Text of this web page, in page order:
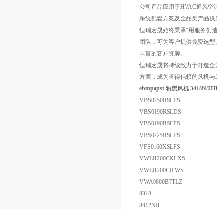
公司产品应用于HVAC通风空
系统配套方案及全品类产品供
恒瑞宏晟始终秉承“用服务创
团队，可为客户提供免费选
丰富的客户资源。
恒瑞宏晟将持续致力于打造
方案，成为值得信赖的风机
ebmpapst 轴流风机 3418N/
VBS0250RSLFS
VBS0190RSLDS
VBS0190RSLFS
VBS0225RSLFS
VFS0160XSLFS
VWLH200CKLXS
VWLH200CJLWS
VWA0800BTTLZ
8318
8412NH